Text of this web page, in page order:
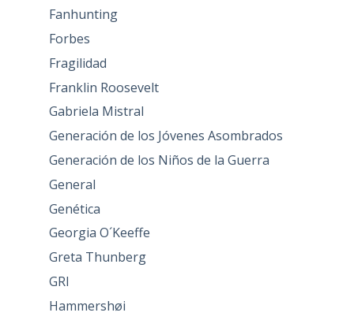
Fanhunting
Forbes
Fragilidad
Franklin Roosevelt
Gabriela Mistral
Generación de los Jóvenes Asombrados
Generación de los Niños de la Guerra
General
Genética
Georgia O´Keeffe
Greta Thunberg
GRI
Hammershøi